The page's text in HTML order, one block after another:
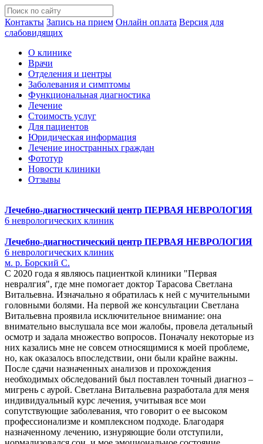
Контакты Запись на прием Онлайн оплата Версия для
слабовидящих
О клинике
Врачи
Отделения и центры
Заболевания и симптомы
Функциональная диагностика
Лечение
Стоимость услуг
Для пациентов
Юридическая информация
Лечение иностранных граждан
Фототур
Новости клиники
Отзывы
Лечебно-диагностический центр ПЕРВАЯ НЕВРОЛОГИЯ
6 неврологических клиник
Лечебно-диагностический центр ПЕРВАЯ НЕВРОЛОГИЯ
6 неврологических клиник
м. р. Борский С.
С 2020 года я являюсь пациенткой клиники "Первая
невралгия", где мне помогает доктор Тарасова Светлана
Витальевна. Изначально я обратилась к ней с мучительными
головными болями. На первой же консультации Светлана
Витальевна проявила исключительное внимание: она
внимательно выслушала все мои жалобы, провела детальный
осмотр и задала множество вопросов. Поначалу некоторые из
них казались мне не совсем относящимися к моей проблеме,
но, как оказалось впоследствии, они были крайне важны.
После сдачи назначенных анализов и прохождения
необходимых обследований был поставлен точный диагноз –
мигрень с аурой. Светлана Витальевна разработала для меня
индивидуальный курс лечения, учитывая все мои
сопутствующие заболевания, что говорит о ее высоком
профессионализме и комплексном подходе. Благодаря
назначенному лечению, изнуряющие боли отступили,